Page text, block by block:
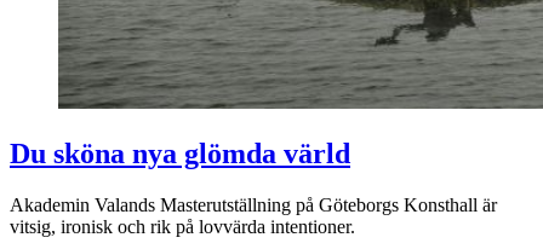
Du sköna nya glömda värld
Akademin Valands Masterutställning på Göteborgs Konsthall är
vitsig, ironisk och rik på lovvärda intentioner.